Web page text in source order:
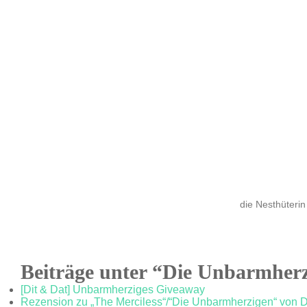
die Nesthüterin
Beiträge unter “Die
[Dit & Dat] Unbarmherziges Giveaway
Rezension zu „The Merciless“/“Die Unbarmherzigen“ von